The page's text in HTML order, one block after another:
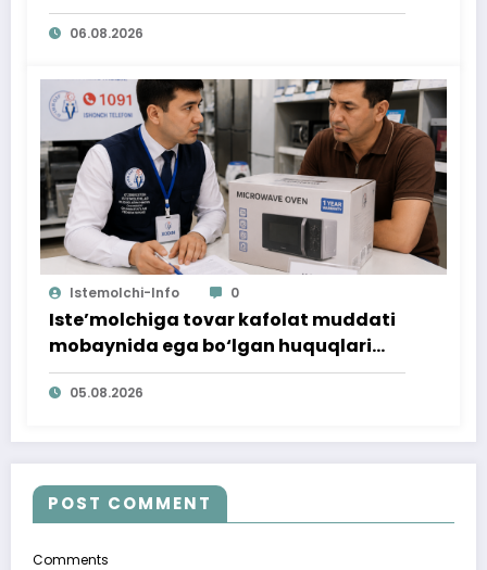
06.08.2026
Istemolchi-Info 0
Iste’molchiga tovar kafolat muddati
mobaynida ega bo‘lgan huquqlari
ta’minlab berildi
05.08.2026
POST COMMENT
Comments